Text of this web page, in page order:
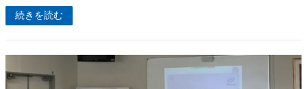
続きを読む